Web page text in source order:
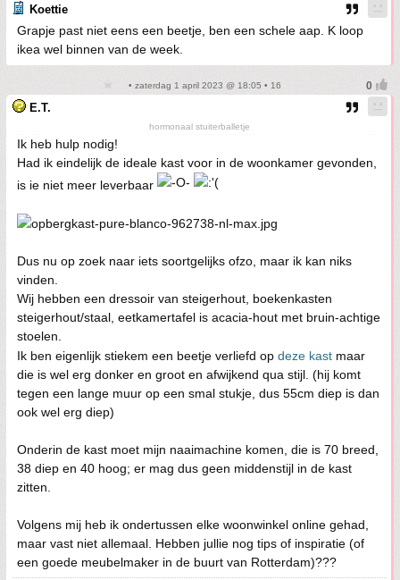
Koettie
Grapje past niet eens een beetje, ben een schele aap. K loop
ikea wel binnen van de week.
• zaterdag 1 april 2023 @ 18:05 • 16
E.T.
hormonaal stuiterballetje
Ik heb hulp nodig!
Had ik eindelijk de ideale kast voor in de woonkamer gevonden,
is ie niet meer leverbaar
Dus nu op zoek naar iets soortgelijks ofzo, maar ik kan niks
vinden.
Wij hebben een dressoir van steigerhout, boekenkasten
steigerhout/staal, eetkamertafel is acacia-hout met bruin-achtige
stoelen.
Ik ben eigenlijk stiekem een beetje verliefd op deze kast maar
die is wel erg donker en groot en afwijkend qua stijl. (hij komt
tegen een lange muur op een smal stukje, dus 55cm diep is dan
ook wel erg diep)
Onderin de kast moet mijn naaimachine komen, die is 70 breed,
38 diep en 40 hoog; er mag dus geen middenstijl in de kast
zitten.
Volgens mij heb ik ondertussen elke woonwinkel online gehad,
maar vast niet allemaal. Hebben jullie nog tips of inspiratie (of
een goede meubelmaker in de buurt van Rotterdam)???